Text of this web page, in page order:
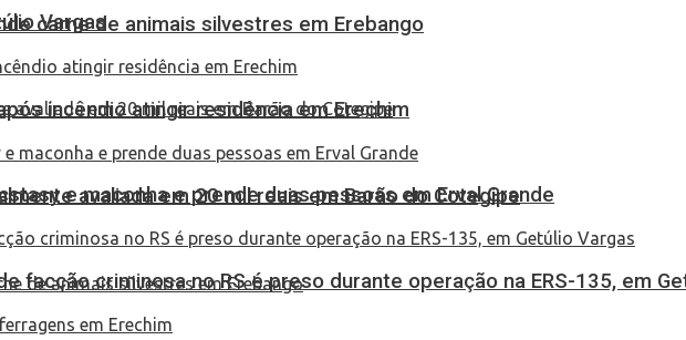
Vargas
avaliada em 20 mil reais em Barão do Cotegipe
carne de animais silvestres em Erebango
incêndio atingir residência em Erechim
e maconha e prende duas pessoas em Erval Grande
facção criminosa no RS é preso durante operação na ERS-135, em